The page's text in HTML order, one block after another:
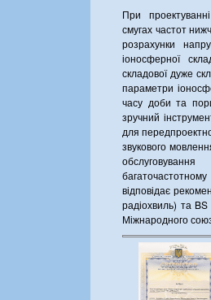
При
смугах частот
розрахунки
іоносферної
складової дуже
параметри
часу доби та
зручний
для
звукового
відповідає
радіохвиль) та
Міжнародного